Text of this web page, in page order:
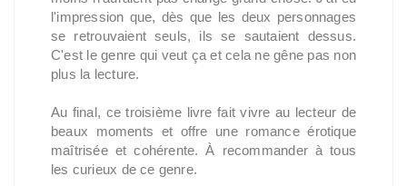
l'impression que, dès que les deux personnages
se retrouvaient seuls, ils se sautaient dessus.
C'est le genre qui veut ça et cela ne gêne pas non
plus la lecture.
Au final, ce troisième livre fait vivre au lecteur de
beaux moments et offre une romance érotique
maîtrisée et cohérente. À recommander à tous
les curieux de ce genre.